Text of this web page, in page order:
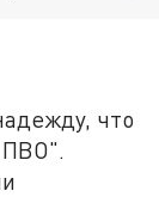
что
ПВО".